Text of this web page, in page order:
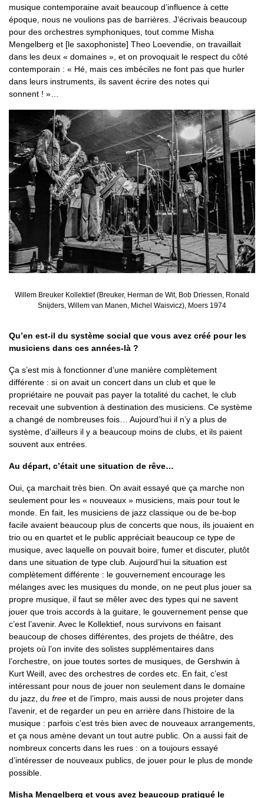
musique contemporaine avait beaucoup d’influence à cette
époque, nous ne voulions pas de barrières. J’écrivais beaucoup
pour des orchestres symphoniques, tout comme Misha
Mengelberg et [le saxophoniste] Theo Loevendie, on travaillait
dans les deux « domaines », et on provoquait le respect du côté
contemporain : « Hé, mais ces imbéciles ne font pas que hurler
dans leurs instruments, ils savent écrire des notes qui
sonnent ! »…
Willem Breuker Kollektief (Breuker, Herman de Wit, Bob Driessen, Ronald
Snijders, Willem van Manen, Michel Waisvicz), Moers 1974
Qu’en est-il du système social que vous avez créé pour les
musiciens dans ces années-là ?
Ça s’est mis à fonctionner d’une manière complètement
différente : si on avait un concert dans un club et que le
propriétaire ne pouvait pas payer la totalité du cachet, le club
recevait une subvention à destination des musiciens. Ce système
a changé de nombreuses fois… Aujourd’hui il n’y a plus de
système, d’ailleurs il y a beaucoup moins de clubs, et ils paient
souvent aux entrées.
Au départ, c’était une situation de rêve…
Oui, ça marchait très bien. On avait essayé que ça marche non
seulement pour les « nouveaux » musiciens, mais pour tout le
monde. En fait, les musiciens de jazz classique ou de be-bop
facile avaient beaucoup plus de concerts que nous, ils jouaient en
trio ou en quartet et le public appréciait beaucoup ce type de
musique, avec laquelle on pouvait boire, fumer et discuter, plutôt
dans une situation de type club. Aujourd’hui la situation est
complètement différente : le gouvernement encourage les
mélanges avec les musiques du monde, on ne peut plus jouer sa
propre musique, il faut se mêler avec des types qui ne savent
jouer que trois accords à la guitare, le gouvernement pense que
c’est l’avenir. Avec le Kollektief, nous survivons en faisant
beaucoup de choses différentes, des projets de théâtre, des
projets où l’on invite des solistes supplémentaires dans
l’orchestre, on joue toutes sortes de musiques, de Gershwin à
Kurt Weill, avec des orchestres de cordes etc. En fait, c’est
intéressant pour nous de jouer non seulement dans le domaine
du jazz, du free et de l’impro, mais aussi de nous projeter dans
l’avenir, et de regarder un peu en arrière dans l’histoire de la
musique : parfois c’est très bien avec de nouveaux arrangements,
et ça nous amène devant un tout autre public. On a aussi fait de
nombreux concerts dans les rues : on a toujours essayé
d’intéresser de nouveaux publics, de jouer pour le plus de monde
possible.
Misha Mengelberg et vous avez beaucoup pratiqué le